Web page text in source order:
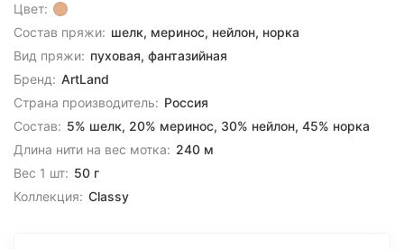
Цвет:
Состав пряжи: шелк, меринос, нейлон, норка
Вид пряжи: пуховая, фантазийная
Бренд: ArtLand
Страна производитель: Россия
Состав: 5% шелк, 20% меринос, 30% нейлон, 45% норка
Длина нити на вес мотка: 240 м
Вес 1 шт: 50 г
Коллекция: Classy